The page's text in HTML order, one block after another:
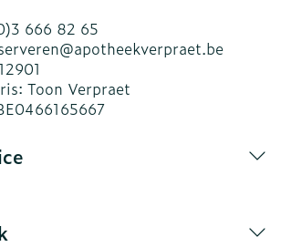
666 82 65
apotheekverpraet.be
Toon Verpraet